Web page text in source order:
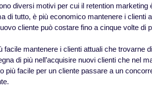
diversi motivi per cui il retention marketing
di tutto, è più economico mantenere i clienti
cliente può costare fino a cinque volte di
facile mantenere i clienti attuali che trovarne
di più nell’acquisire nuovi clienti che nel
più facile per un cliente passare a un